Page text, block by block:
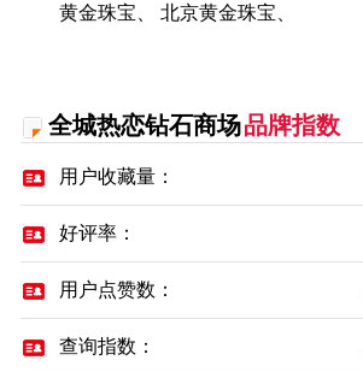
黄金珠宝、 北京黄金珠宝、
全城热恋钻石商场品牌指数
用户收藏量：
好评率：
用户点赞数：
查询指数：